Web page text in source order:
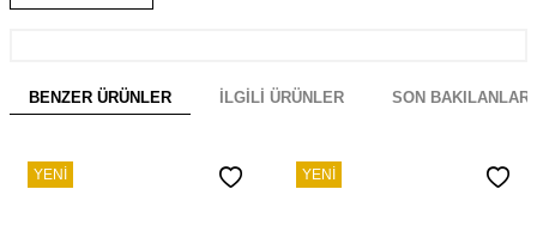
BENZER ÜRÜNLER İLGILI ÜRÜNLER SON BAKILANLAR
YENI YENI